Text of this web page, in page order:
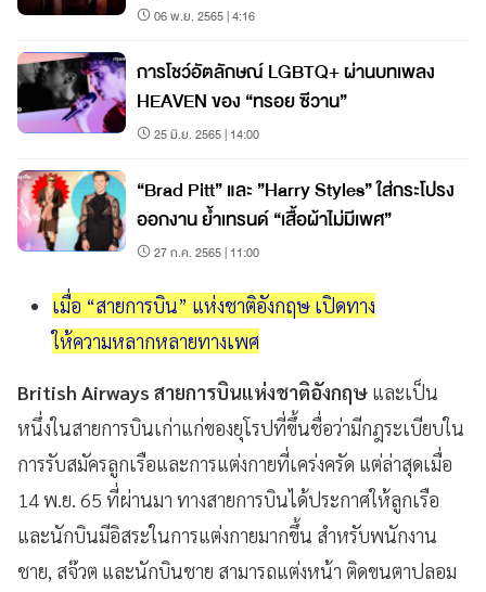
06 พ.ย. 2565 | 4:16
การโชว์อัตลักษณ์ LGBTQ+ ผ่านบทเพลง
HEAVEN ของ “ทรอย ซีวาน”
25 มิ.ย. 2565 | 14:00
“Brad Pitt” และ ”Harry Styles” ใส่กระโปรง
ออกงาน ย้ำเทรนด์ “เสื้อผ้าไม่มีเพศ”
27 ก.ค. 2565 | 11:00
เมื่อ “สายการบิน” แห่งชาติอังกฤษ เปิดทาง
ให้ความหลากหลายทางเพศ
British Airways สายการบินแห่งชาติอังกฤษ และเป็น
หนึ่งในสายการบินเก่าแก่ของยุโรปที่ขึ้นชื่อว่ามีกฎระเบียบใน
การรับสมัครลูกเรือและการแต่งกายที่เคร่งครัด แต่ล่าสุดเมื่อ
14 พ.ย. 65 ที่ผ่านมา ทางสายการบินได้ประกาศให้ลูกเรือ
และนักบินมีอิสระในการแต่งกายมากขึ้น สำหรับพนักงาน
ชาย, สจ๊วต และนักบินชาย สามารถแต่งหน้า ติดขนตาปลอม